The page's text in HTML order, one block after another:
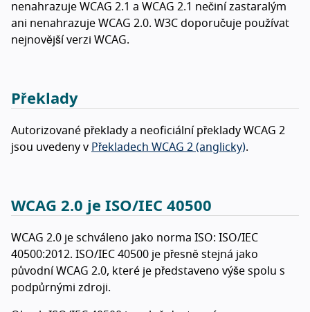
nenahrazuje WCAG 2.1 a WCAG 2.1 nečiní zastaralým
ani nenahrazuje WCAG 2.0. W3C doporučuje používat
nejnovější verzi WCAG.
Překlady
Autorizované překlady a neoficiální překlady WCAG 2
jsou uvedeny v Překladech WCAG 2 (anglicky).
WCAG 2.0 je ISO/IEC 40500
WCAG 2.0 je schváleno jako norma ISO: ISO/IEC
40500:2012. ISO/IEC 40500 je přesně stejná jako
původní WCAG 2.0, které je představeno výše spolu s
podpůrnými zdroji.